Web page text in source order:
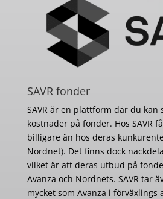
SAVR fonder
SAVR är en plattform där du kan
kostnader på fonder. Hos SAVR
billigare än hos deras
Nordnet). Det finns dock
vilket är att deras utbud på
Avanza och Nordnets. SAVR tar
mycket som Avanza i förväxlings